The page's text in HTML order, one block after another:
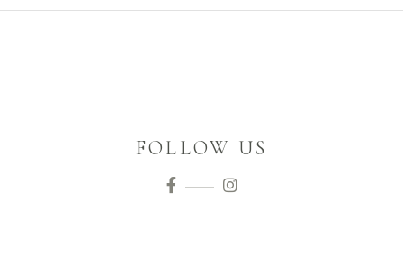
FOLLOW US